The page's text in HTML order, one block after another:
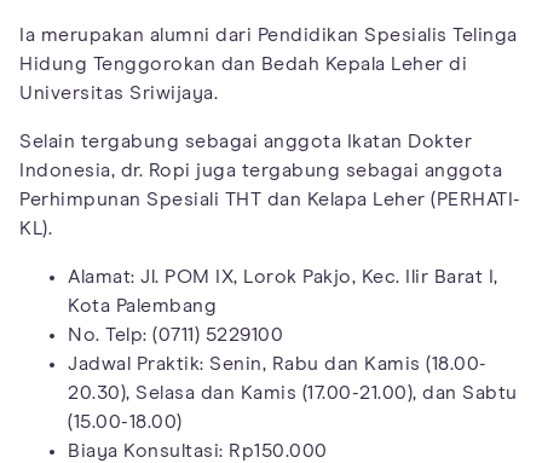
Ia merupakan alumni dari Pendidikan Spesialis Telinga
Hidung Tenggorokan dan Bedah Kepala Leher di
Universitas Sriwijaya.
Selain tergabung sebagai anggota Ikatan Dokter
Indonesia, dr. Ropi juga tergabung sebagai anggota
Perhimpunan Spesiali THT dan Kelapa Leher (PERHATI-
KL).
Alamat: Jl. POM IX, Lorok Pakjo, Kec. Ilir Barat I,
Kota Palembang
No. Telp: (0711) 5229100
Jadwal Praktik: Senin, Rabu dan Kamis (18.00-
20.30), Selasa dan Kamis (17.00-21.00), dan Sabtu
(15.00-18.00)
Biaya Konsultasi: Rp150.000